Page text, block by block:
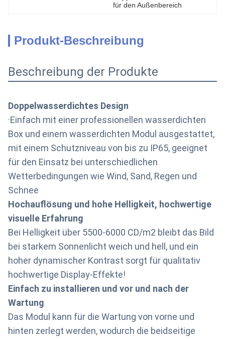
für den Außenbereich
Produkt-Beschreibung
Beschreibung der Produkte
Doppelwasserdichtes Design
·Einfach mit einer professionellen wasserdichten
Box und einem wasserdichten Modul ausgestattet,
mit einem Schutzniveau von bis zu IP65, geeignet
für den Einsatz bei unterschiedlichen
Wetterbedingungen wie Wind, Sand, Regen und
Schnee
Hochauflösung und hohe Helligkeit, hochwertige
visuelle Erfahrung
Bei Helligkeit über 5500-6000 CD/m2 bleibt das Bild
bei starkem Sonnenlicht weich und hell, und ein
hoher dynamischer Kontrast sorgt für qualitativ
hochwertige Display-Effekte!
Einfach zu installieren und vor und nach der
Wartung
Das Modul kann für die Wartung von vorne und
hinten zerlegt werden, wodurch die beidseitige